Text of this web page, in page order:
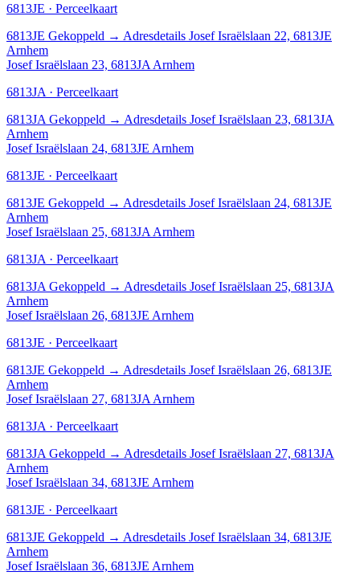
6813JE · Perceelkaart
6813JE Gekoppeld → Adresdetails Josef Israëlslaan 22, 6813JE
Arnhem
Josef Israëlslaan 23, 6813JA Arnhem
6813JA · Perceelkaart
6813JA Gekoppeld → Adresdetails Josef Israëlslaan 23, 6813JA
Arnhem
Josef Israëlslaan 24, 6813JE Arnhem
6813JE · Perceelkaart
6813JE Gekoppeld → Adresdetails Josef Israëlslaan 24, 6813JE
Arnhem
Josef Israëlslaan 25, 6813JA Arnhem
6813JA · Perceelkaart
6813JA Gekoppeld → Adresdetails Josef Israëlslaan 25, 6813JA
Arnhem
Josef Israëlslaan 26, 6813JE Arnhem
6813JE · Perceelkaart
6813JE Gekoppeld → Adresdetails Josef Israëlslaan 26, 6813JE
Arnhem
Josef Israëlslaan 27, 6813JA Arnhem
6813JA · Perceelkaart
6813JA Gekoppeld → Adresdetails Josef Israëlslaan 27, 6813JA
Arnhem
Josef Israëlslaan 34, 6813JE Arnhem
6813JE · Perceelkaart
6813JE Gekoppeld → Adresdetails Josef Israëlslaan 34, 6813JE
Arnhem
Josef Israëlslaan 36, 6813JE Arnhem